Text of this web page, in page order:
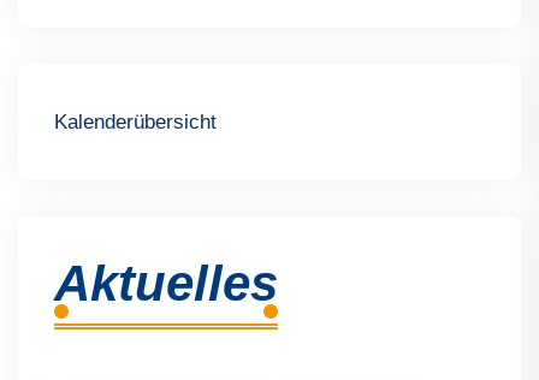
Kalenderübersicht
Aktuelles